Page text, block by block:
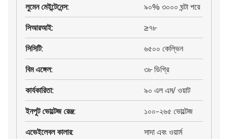
লুমেন মেইন্টেনেন্স: ৯০% ৩০০০ ঘন্টা পরে
সিআরআই: ≥৭৮
সিসিটি: ৬৫০০ কেল্ভিন
বিম এঙ্গেল: ৩৮ ডিগ্রি
কার্যকারিতা: ৯০ এল এম/ ওয়াট
ইনপুট ভোল্টেজ রেঞ্জ: ১০০-২৬৫ ভোল্টেজ
এভেইলেবল কালার: সাদা এবং ওয়ার্ম